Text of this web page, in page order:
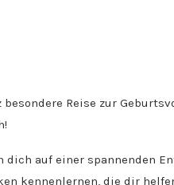
Reise zur
auf einer spannenden
kennenlernen, die dir